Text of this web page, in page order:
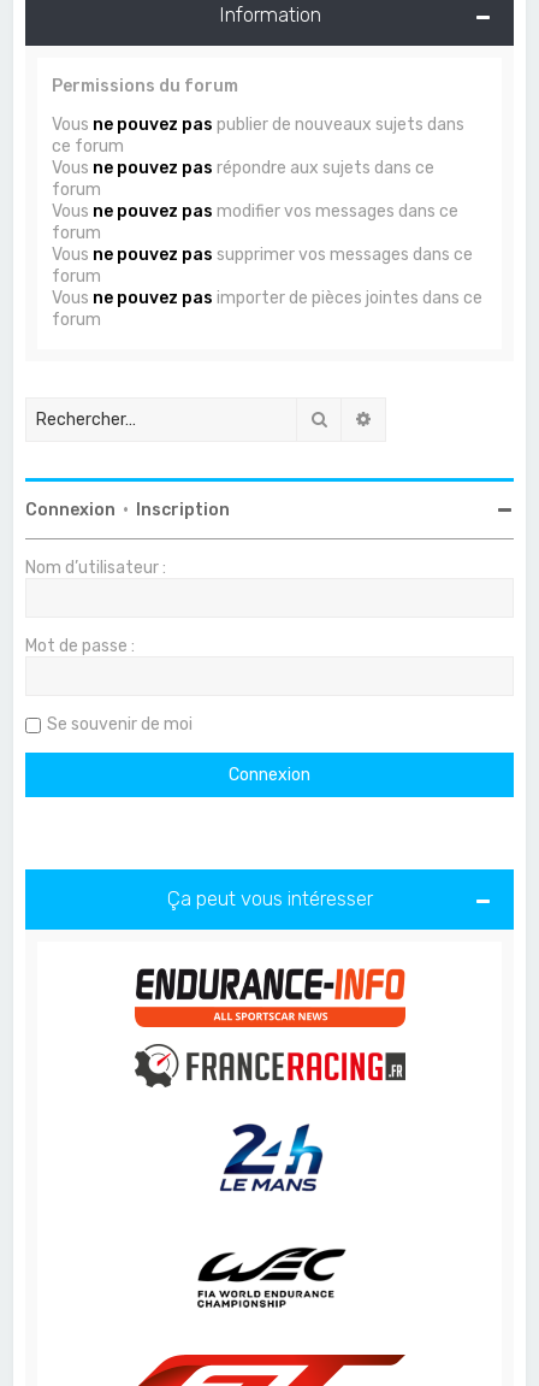
Information
Permissions du forum
Vous ne pouvez pas publier de nouveaux sujets dans
ce forum
Vous ne pouvez pas répondre aux sujets dans ce
forum
Vous ne pouvez pas modifier vos messages dans ce
forum
Vous ne pouvez pas supprimer vos messages dans ce
forum
Vous ne pouvez pas importer de pièces jointes dans ce
forum
Rechercher
Connexion • Inscription
Nom d’utilisateur :
Mot de passe :
Se souvenir de moi
Ça peut vous intéresser